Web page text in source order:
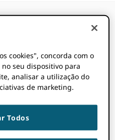
Pesquisa
PESQUISAR
Show
de
cookies", concorda com o
seu dispositivo para
analisar a utilização do
de marketing.
Todos